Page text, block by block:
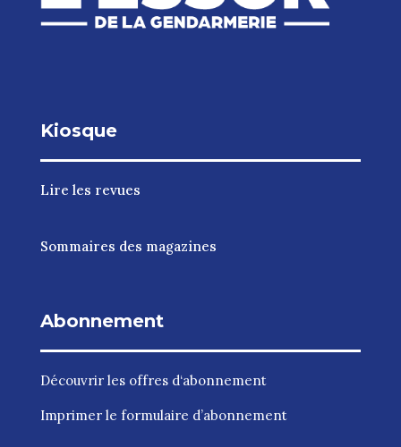
Kiosque
Lire les revues
Sommaires des magazines
Abonnement
Découvrir les offres d‘abonnement
Imprimer le formulaire d’abonnement